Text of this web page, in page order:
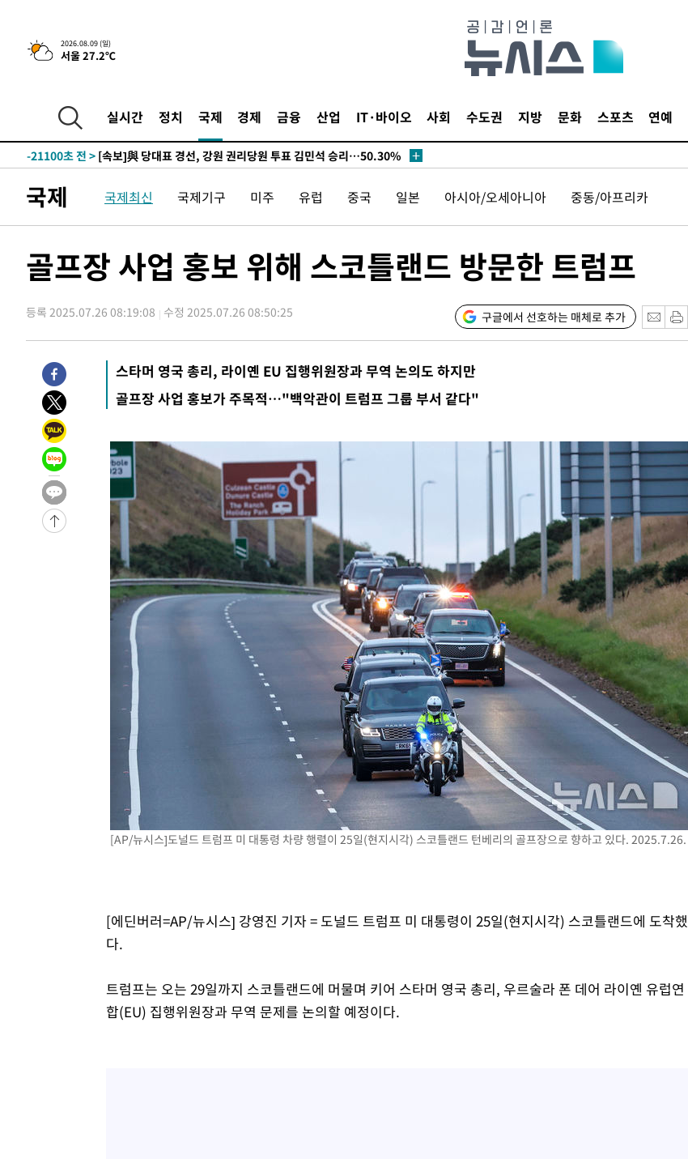
2026.08.09 (일)
서울 27.2℃
실시간 정치 국제 경제 금융 산업 IT·바이오 사회 수도권 지방 문화 스포츠 연예
-22420초 전 >[속보]與 강원·TK 당원투표 합산 김민석 48.54%로 승리…정청래
44.40%
-21754초 전 > 與 강원·TK 당원투표 합산 김민석 46.01%로 승리…정청래
-21401초 전 >
[속보]與 당대표 경선, 경북 권리당원 투표 김민석 47.37%·정청래
45.71%
-21303초 전 >
46.35%
-21100초 전 > [속보]與 당대표 경선, 강원 권리당원 투표 김민석 승리…50.30%
-11660초 전 >
[속보]장은수, KLPGA 제주삼다수 역전 우승…데뷔 10년 차에 첫
-7025초 전 >"얼마나 더웠으면"…안동 물길공원서 헤엄친 구렁이 '소동'
-6224초 전 >'2경기 연속 침묵' 손흥민, 톨루카전 68분만 뛰고 슈팅 0개
2시간 전 >'여긴 20도, 저긴 50도'…열화상 카메라로 본 폭염 저감시설 '온도차'
2시간 전 >콜롬비아 신임 우파 대통령 취임 하루만에 차량폭탄 폭발 사건
4시간 전 >
튀르키예 외무장관, "메카 3국 방위협정은 이란이 목표 아냐 " 밝혀
4시간 전 >
이군이 불법 군시설 건설한 레바논 남부에서 레바논군 3명 폭발로 부상
-30872초 전 >
네타냐후, 트럼프의 가자 평화 2차 15개조 평화안 '거부'
-27468초 전 >
-26464초 전 >
태풍 돌핀, 중 저장성 타이저우시 해안에 상륙 (1보)
-23810초 전 >
AT마드리드 데뷔 앞둔 이강인, 맨시티전 선발 대신 '벤치 시작'
-22440초 전 >
[속보]與 강원·TK 당원투표 합산 김민석 48.54%로 승리…정청래
44.40%
-21774초 전 >
與 강원·TK 당원투표 합산 김민석 46.01%로 승리…정청래
44.53%
[속보]與전대 권리당원투표…강원·경북 김민석, 대구 정청래 승리
[속보]與 당대표 경선, 경북 권리당원 투표 김민석 47.37%·정청래
[속보]與 당대표 경선, 대구 권리당원 투표 정청래 47.82%·김민석
[속보]與 당대표 경선, 강원 권리당원 투표 김민석 승리…50.30%
"일본축구협회, 대한축구협회 성 접대 의혹 심판 조사"
[속보]장은수, KLPGA 제주삼다수 역전 우승…데뷔 10년 차에 첫
"얼마나 더웠으면"…안동 물길공원서 헤엄친 구렁이 '소동'
손흥민, 68분 뛰고 2경기 침묵…LAFC, 톨루카에 1-0 승리(종합)
'2경기 연속 침묵' 손흥민, 톨루카전 68분만 뛰고 슈팅 0개
이강인, 오늘 서울서 AT마드리드 입단식…'전례 없는 특급대우'
'여긴 20도, 저긴 50도'…열화상 카메라로 본 폭염 저감시설 '온도차'
콜롬비아 신임 우파 대통령 취임 하루만에 차량폭탄 폭발 사건
튀르키예 외무장관, "메카 3국 방위협정은 이란이 목표 아냐 " 밝혀
이군이 불법 군시설 건설한 레바논 남부에서 레바논군 3명 폭발로 부상
국제 국제최신 국제기구 미주 유럽 중국 일본 아시아/오세아니아 중동/아프리카
골프장 사업 홍보 위해 스코틀랜드 방문한 트럼프
등록 2025.07.26 08:19:08 수정 2025.07.26 08:50:25 구글에서 선호하는 매체로 추가
스타머 영국 총리, 라이옌 EU 집행위원장과 무역 논의도 하지만
골프장 사업 홍보가 주목적…"백악관이 트럼프 그룹 부서 같다"
[AP/뉴시스]도널드 트럼프 미 대통령 차량 행렬이 25일(현지시각) 스코틀랜드 턴베리의 골프장으로 향하고 있다. 2025.7.26.
[에딘버러=AP/뉴시스] 강영진 기자 = 도널드 트럼프 미 대통령이 25일(현지시각) 스코틀랜드에 도착했
다.
트럼프는 오는 29일까지 스코틀랜드에 머물며 키어 스타머 영국 총리, 우르술라 폰 데어 라이옌 유럽연
합(EU) 집행위원장과 무역 문제를 논의할 예정이다.